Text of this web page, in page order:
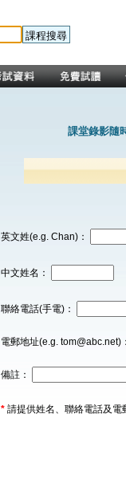
課堂錄影隨
英文姓(e.g. Chan)：
中文姓名：
聯絡電話(手電)：
電郵地址(e.g. tom@abc.net)
備註：
* 請提供姓名、聯絡電話及電